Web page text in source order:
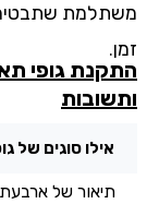
שתבטיח לכם
גופי
אילו סוגים של גופי
תיאור של ארבעת